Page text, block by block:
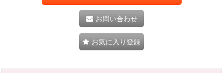
お問い合わせ
お気に入り登録